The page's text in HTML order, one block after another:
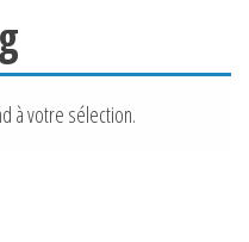
à votre sélection.